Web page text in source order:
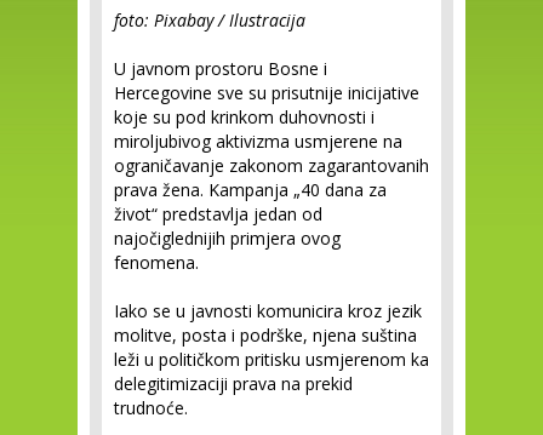
foto: Pixabay / Ilustracija
U javnom prostoru Bosne i
Hercegovine sve su prisutnije inicijative
koje su pod krinkom duhovnosti i
miroljubivog aktivizma usmjerene na
ograničavanje zakonom zagarantovanih
prava žena. Kampanja „40 dana za
život“ predstavlja jedan od
najočiglednijih primjera ovog
fenomena.
Iako se u javnosti komunicira kroz jezik
molitve, posta i podrške, njena suština
leži u političkom pritisku usmjerenom ka
delegitimizaciji prava na prekid
trudnoće.